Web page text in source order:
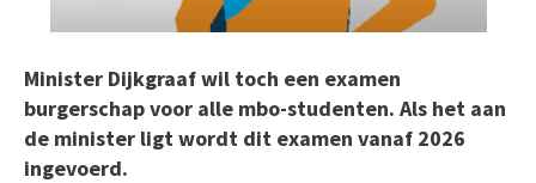
Minister Dijkgraaf wil toch een examen
burgerschap voor alle mbo-studenten. Als het aan
de minister ligt wordt dit examen vanaf 2026
ingevoerd.